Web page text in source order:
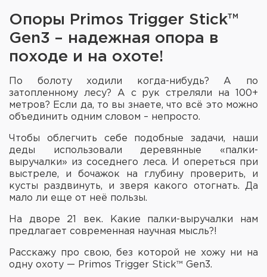
Элементы питания и зарядные
устройства
Охотничье снаряжение
Ремни, патронташи и подсумки
Фонари и ЛЦУ
Туристическое снаряжение
Инструменты
Опоры и станки для оружия
Термосы, термосумки, бутылки
Опоры Primos Trigger Stick™
Gen3 – надежная опора в
походе и на охоте!
По болоту ходили когда-нибудь? А по
затопленному лесу? А с рук стреляли на 100+
метров? Если да, то вы знаете, что всё это можно
объединить одним словом – непросто.
Чтобы облегчить себе подобные задачи, наши
деды использовали деревянные «палки-
выручалки» из соседнего леса. И опереться при
выстреле, и бочажок на глубину проверить, и
кусты раздвинуть, и зверя какого отогнать. Да
мало ли еще от неё пользы.
На дворе 21 век. Какие палки-выручалки нам
предлагает современная научная мысль?!
Расскажу про свою, без которой не хожу ни на
одну охоту — Primos Trigger Stick™ Gen3.